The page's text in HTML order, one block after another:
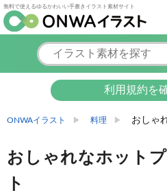
無料で使えるゆるかわいい手書きイラスト素材サイト
利用規約を
ONWAイラスト 料理 おしゃ
おしゃれなホット
ト